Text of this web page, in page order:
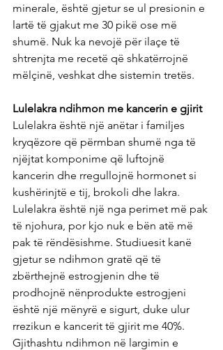
minerale, është gjetur se ul presionin e
lartë të gjakut me 30 pikë ose më
shumë. Nuk ka nevojë për ilaçe të
shtrenjta me recetë që shkatërrojnë
mëlçinë, veshkat dhe sistemin tretës.
Lulelakra ndihmon me kancerin e gjirit
Lulelakra është një anëtar i familjes
kryqëzore që përmban shumë nga të
njëjtat komponime që luftojnë
kancerin dhe rregullojnë hormonet si
kushërinjtë e tij, brokoli dhe lakra.
Lulelakra është një nga perimet më pak
të njohura, por kjo nuk e bën atë më
pak të rëndësishme. Studiuesit kanë
gjetur se ndihmon gratë që të
zbërthejnë estrogjenin dhe të
prodhojnë nënprodukte estrogjeni
është një mënyrë e sigurt, duke ulur
rrezikun e kancerit të gjirit me 40%.
Gjithashtu ndihmon në largimin e